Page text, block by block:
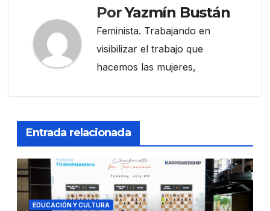
PorYazmín Bustán
Feminista. Trabajando en
visibilizar el trabajo que
hacemos las mujeres,
Entrada relacionada
EDUCACIÓN Y CULTURA